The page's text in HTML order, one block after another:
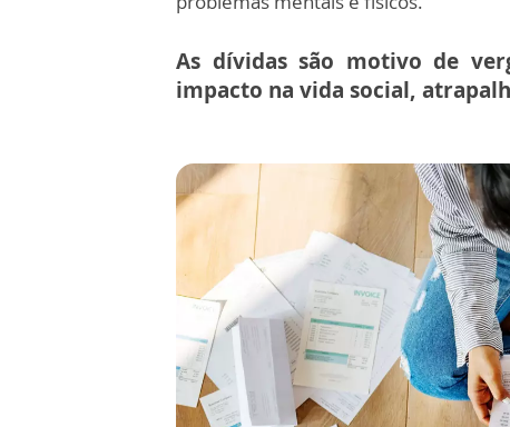
As dívidas são motivo de
impacto na vida social,